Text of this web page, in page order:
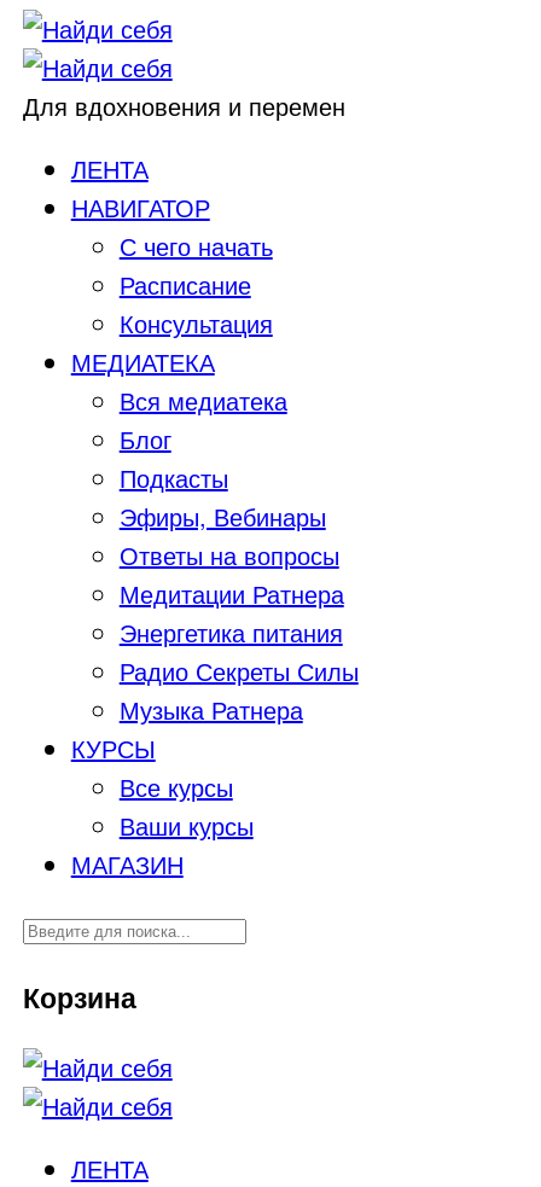
Для вдохновения и перемен
ЛЕНТА
НАВИГАТОР
С чего начать
Расписание
Консультация
МЕДИАТЕКА
Вся медиатека
Блог
Подкасты
Эфиры, Вебинары
Ответы на вопросы
Медитации Ратнера
Энергетика питания
Радио Секреты Силы
Музыка Ратнера
КУРСЫ
Все курсы
Ваши курсы
МАГАЗИН
Корзина
ЛЕНТА